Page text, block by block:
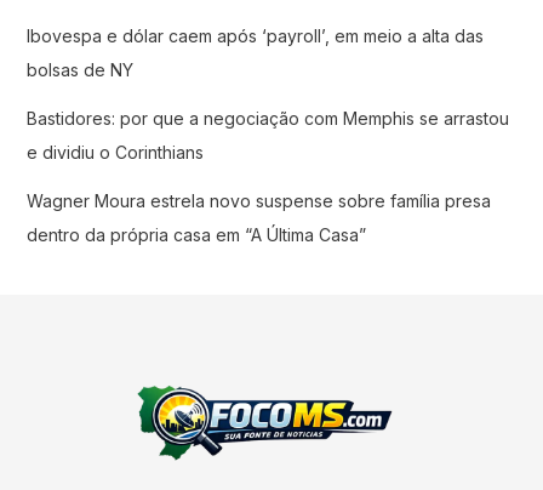
Ibovespa e dólar caem após ‘payroll’, em meio a alta das
bolsas de NY
Bastidores: por que a negociação com Memphis se arrastou
e dividiu o Corinthians
Wagner Moura estrela novo suspense sobre família presa
dentro da própria casa em “A Última Casa”